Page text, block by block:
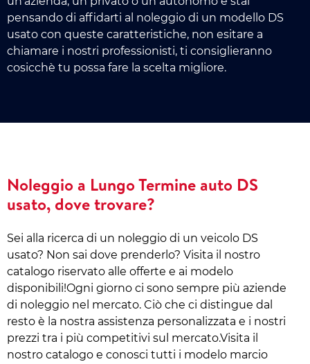
pensando di affidarti al noleggio di un modello DS
usato con queste caratteristiche, non esitare a
chiamare i nostri professionisti, ti consiglieranno
cosicchè tu possa fare la scelta migliore.
Noleggio a Lungo Termine auto DS
usato, dove trovare?
Sei alla ricerca di un noleggio di un veicolo DS
usato? Non sai dove prenderlo? Visita il nostro
catalogo riservato alle offerte e ai modelo
disponibili!Ogni giorno ci sono sempre più aziende
di noleggio nel mercato. Ciò che ci distingue dal
resto è la nostra assistenza personalizzata e i nostri
prezzi tra i più competitivi sul mercato.Visita il
nostro catalogo e conosci tutti i modelo marcio